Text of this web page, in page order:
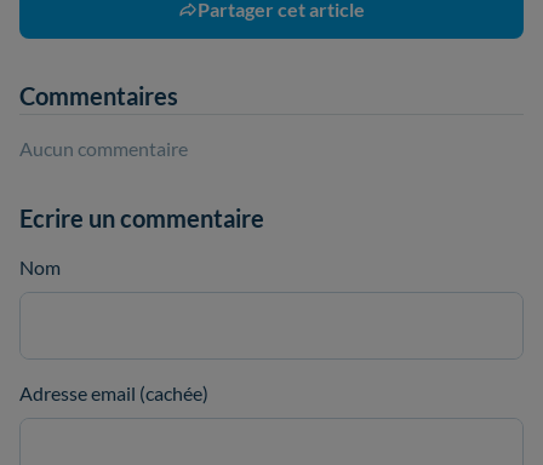
Partager cet article
Commentaires
Aucun commentaire
Ecrire un commentaire
Nom
Adresse email (cachée)